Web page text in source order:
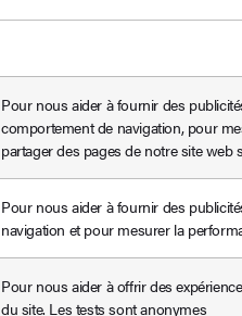
Pour nous aider à fournir des
comportement de navigation, pour
partager des pages de notre site web
Pour nous aider à fournir des
navigation et pour mesurer la
Pour nous aider à offrir des
du site. Les tests sont anonymes